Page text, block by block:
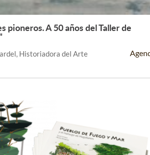
Leer Más +
pioneros. A 50 años del Taller de
Historiadora del Arte